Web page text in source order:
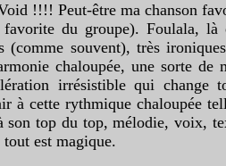
!!!! Peut-être ma chanson
favorite du groupe). Foulala,
(comme souvent), très
chaloupée, une sorte de
irrésistible qui change
à cette rythmique chaloupée
son top du top, mélodie, voix,
est magique.